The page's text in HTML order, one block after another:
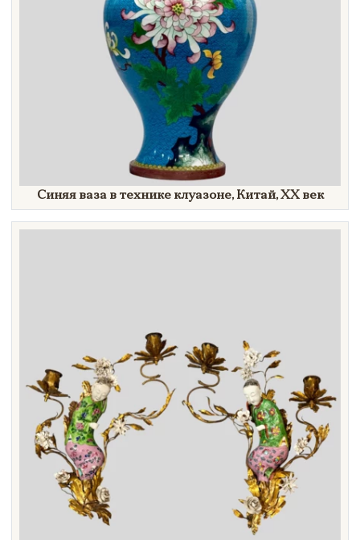
Синяя ваза в технике клуазоне, Китай,XX век